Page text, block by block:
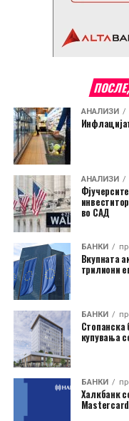
АНАЛИЗИ
АНАЛИЗИ
во САД
БАНКИ
Вкупната
трилиони
БАНКИ
Стопанска
купувања
БАНКИ
Халкбанк